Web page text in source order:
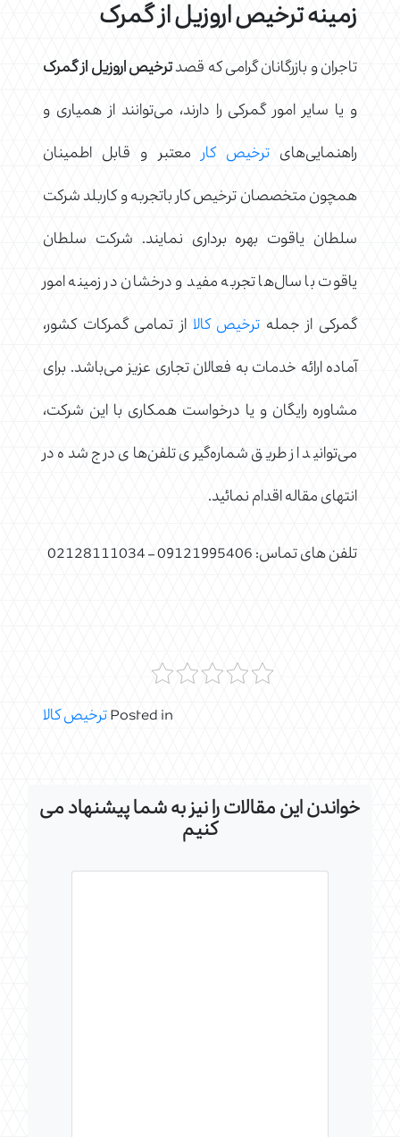
زمینه ترخیص اروزیل از گمرک
تاجران و بازرگانان گرامی که قصدترخیص اروزیل از گمرک
و یا سایر امور گمرکی را دارند، می‌توانند از همیاری و
راهنمایی‌هایترخیص کارمعتبر و قابل اطمینان
همچون متخصصان ترخیص کار باتجربه و کاربلد شرکت
سلطان یاقوت بهره برداری نمایند. شرکت سلطان
یاقوت با سال‌ها تجربه مفید و درخشان در زمینه امور
گمرکی از جمله ترخیص کالا از تمامی گمرکات کشور،
آماده ارائه خدمات به فعالان تجاری عزیز می‌باشد. برای
مشاوره رایگان و یا درخواست همکاری با این شرکت،
می‌توانید از طریق شماره‌گیری تلفن‌های درج شده در
انتهای مقاله اقدام نمائید.
تلفن های تماس: 09121995406 – 02128111034
Posted inترخیص کالا
خواندن این مقالات را نیز به شما پیشنهاد می
کنیم